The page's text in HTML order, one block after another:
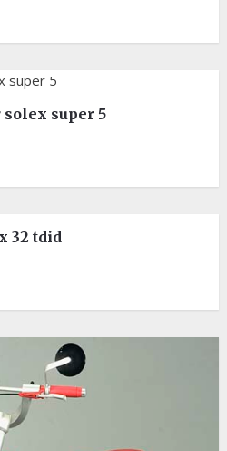
super 5
32 tdid